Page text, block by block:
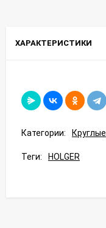
ХАРАКТЕРИСТИКИ
Категории: Круглые
Теги: HOLGER